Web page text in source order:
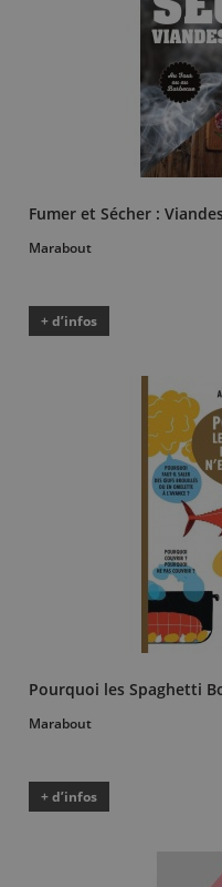
Fumer et Sécher :
Marabout
+ d’infos
Pourquoi les Spaghetti
Marabout
+ d’infos